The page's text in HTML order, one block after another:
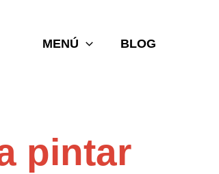
MENÚ BLOG
pintar